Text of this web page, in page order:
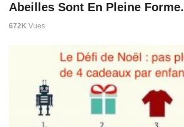
Abeilles Sont En Pleine Forme.
672K Vues